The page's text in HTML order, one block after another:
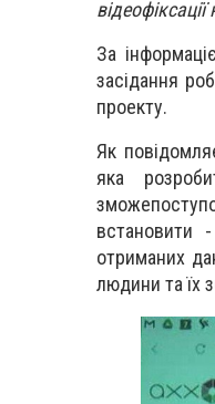
За
засідання
проекту.
Як
яка
встановити
отриманих
людини та їх